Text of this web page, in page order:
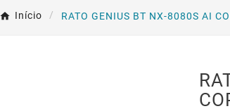
Início RATO GENIUS BT NX-8080S AI